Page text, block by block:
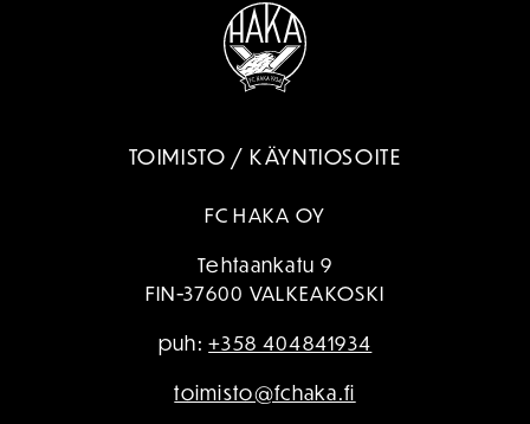
TOIMISTO / KÄYNTIOSOITE
FC HAKA OY
Tehtaankatu 9
FIN-37600 VALKEAKOSKI
puh:+358 404841934
toimisto@fchaka.fi